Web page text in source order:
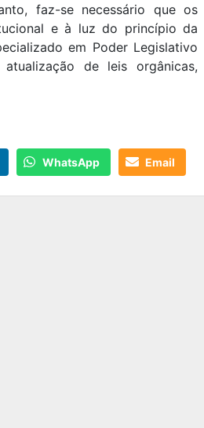
faz-se necessário que os
e à luz do princípio da
em Poder Legislativo
de leis orgânicas,
WhatsApp Email